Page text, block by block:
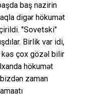
baş nazirin
digər hökumət
"Sovetski"
Birlik var idi,
çox gözəl bilir
hökumət
zaman